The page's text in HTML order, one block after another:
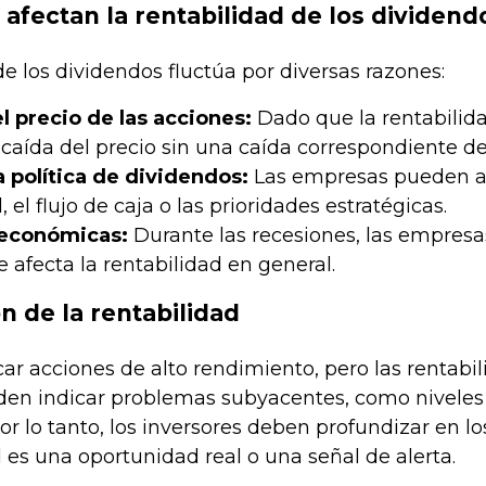
afectan la rentabilidad de los
los dividendos fluctúa por diversas razones:
precio de las acciones: Dado que la
del precio sin una caída correspondiente
política de dividendos: Las empresas pueden
el flujo de caja o las prioridades estratégicas.
Durante las recesiones, las
afecta la rentabilidad en general.
de la rentabilidad
acciones de alto rendimiento, pero las
indicar problemas subyacentes, como
lo tanto, los inversores deben profundizar en
una oportunidad real o una señal de alerta.